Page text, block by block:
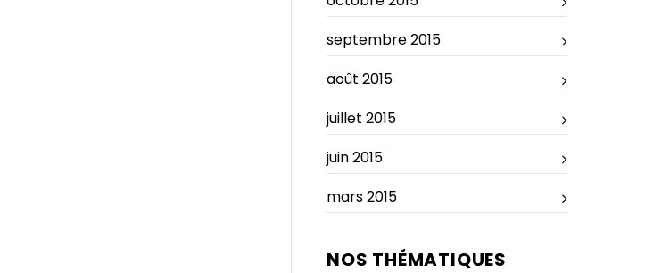
septembre 2015
août 2015
juillet 2015
juin 2015
mars 2015
NOS THÉMATIQUES